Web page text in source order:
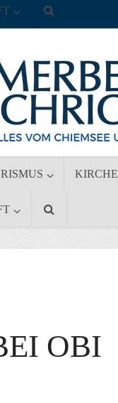
KIRCHE
OBI